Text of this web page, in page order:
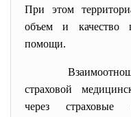
При этом
объем и качество
помощи.
страховой
через страховые